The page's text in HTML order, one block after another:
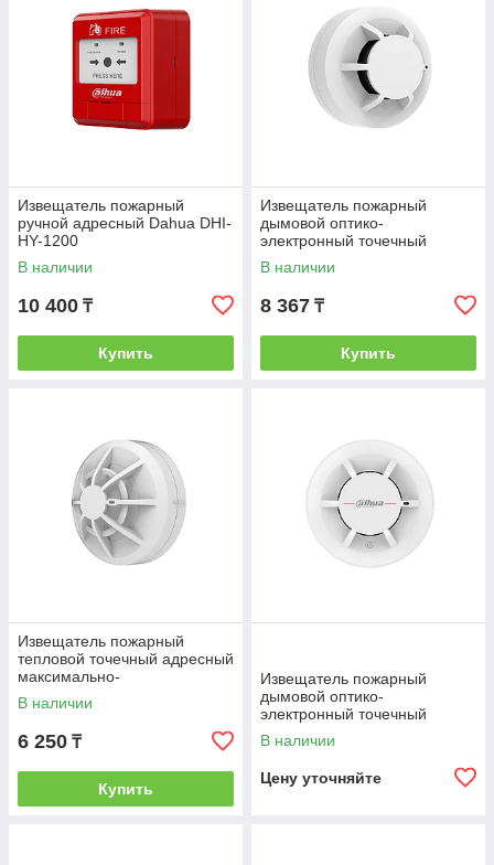
Извещатель пожарный
ручной адресный Dahua DHI-
HY-1200
В наличии
10 400 ₸
Купить
Извещатель пожарный
дымовой оптико-
электронный точечный
адресный Dahua DHI-HY-
1301
В наличии
8 367 ₸
Купить
Извещатель пожарный
тепловой точечный адресный
максимально-
дифференциальный Dahua
DHI-HY-1310
В наличии
6 250 ₸
Купить
Извещатель пожарный
дымовой оптико-
электронный точечный
Dahua DHI-HY-C131
В наличии
Цену уточняйте